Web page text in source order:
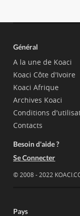
Général
A la une de Koaci
Koaci Côte d'Ivoire
Koaci Afrique
Archives Koaci
Conditions
Contacts
Besoin d'aide ?
Se Connecter
© 2008 - 2022
Pays